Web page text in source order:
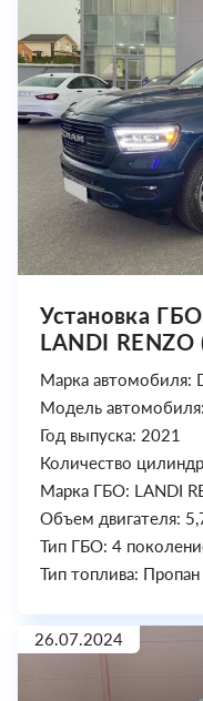
Установка
LANDI RENZO
Марка автомобиля:
Модель
Год выпуска: 2021
Количество
Марка ГБО: LANDI
Объем двигателя:
Тип ГБО: 4
Тип топлива: Пропан
26.07.2024